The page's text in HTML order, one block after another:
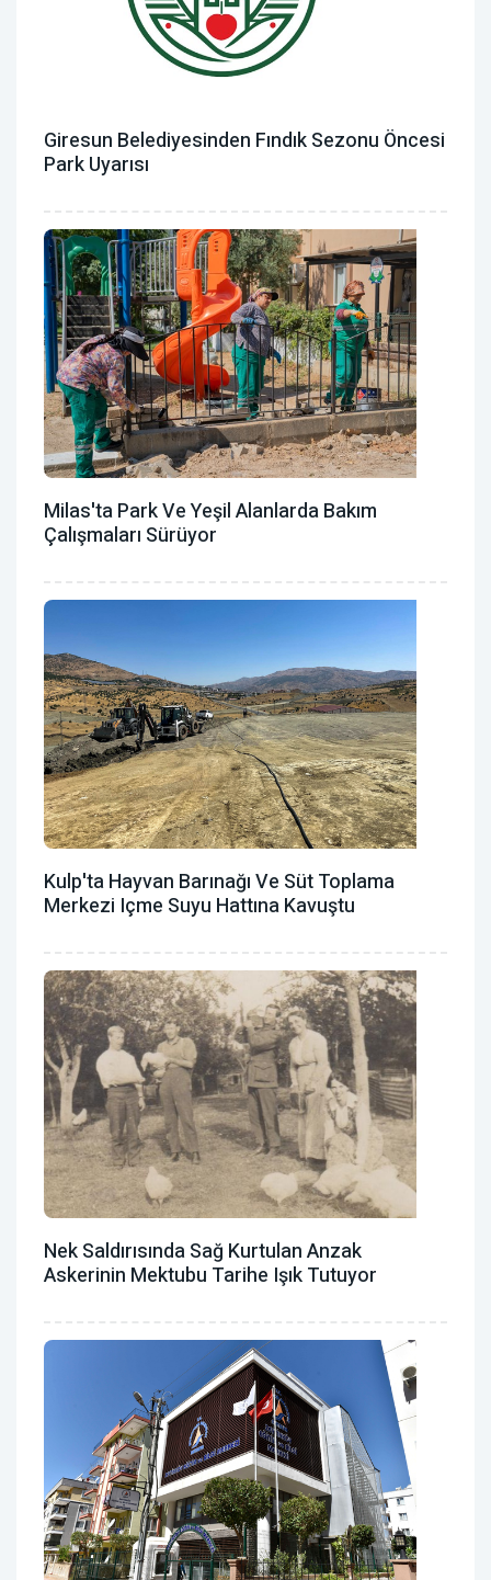
Giresun Belediyesinden Fındık Sezonu Öncesi
Park Uyarısı
Milas'ta Park Ve Yeşil Alanlarda Bakım
Çalışmaları Sürüyor
Kulp'ta Hayvan Barınağı Ve Süt Toplama
Merkezi Içme Suyu Hattına Kavuştu
Nek Saldırısında Sağ Kurtulan Anzak
Askerinin Mektubu Tarihe Işık Tutuyor